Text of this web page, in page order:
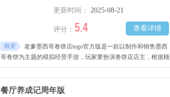
更新时间：
2025-08-21
查看详情
评分： 5.4
概要
老爹墨西哥卷饼店togo官方版是一款以制作和销售墨西
哥卷饼为主题的模拟经营手游，玩家要扮演卷饼店店主，根据顾
客需求挑选肉类进行烤制，搭配丰富配料完成订单，通过满足顾
客要求赚取金币、提升店铺等级，解锁更多食材与配方，喜欢烹
饪的小伙伴快来下载吧！
餐厅养成记周年版